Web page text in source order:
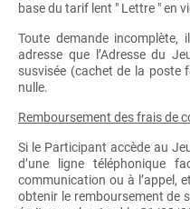
base du tarif lent " Lettre " en
Toute demande incomplète,
adresse que l’Adresse du
susvisée (cachet de la poste
nulle.
Remboursement des frais de
Si le Participant accède au
d’une ligne téléphonique
communication ou à l’appel,
obtenir le remboursement de